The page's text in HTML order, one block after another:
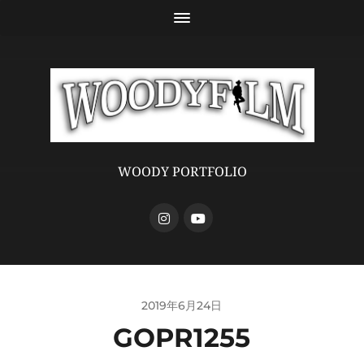
WOODY PORTFOLIO
2019年6月24日
GOPR1255